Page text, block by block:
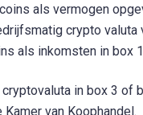
als vermogen
crypto
als inkomsten in box
in box 3 of
van Koophandel.